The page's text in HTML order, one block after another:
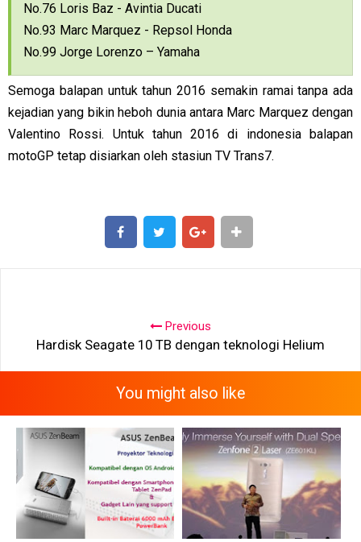
No.76 Loris Baz - Avintia Ducati
No.93 Marc Marquez - Repsol Honda
No.99 Jorge Lorenzo – Yamaha
Semoga balapan untuk tahun 2016 semakin ramai tanpa ada
kejadian yang bikin heboh dunia antara Marc Marquez dengan
Valentino Rossi. Untuk tahun 2016 di indonesia balapan
motoGP tetap disiarkan oleh stasiun TV Trans7.
Previous
Hardisk Seagate 10 TB dengan teknologi Helium
You might also like